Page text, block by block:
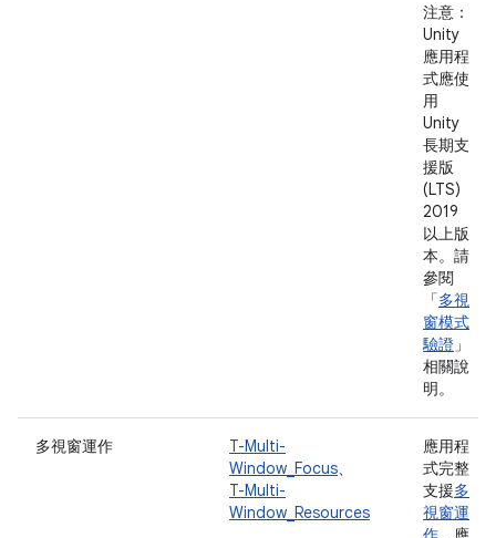
注意：
Unity
應用程
式應使
用
Unity
長期支
援版
(LTS)
2019
以上版
本。請
參閱
「多視
窗模式
驗證 」
相關說
明。
多視窗運作
T-Multi-
Window_Focus、
T-Multi-
Window_Resources
應用程
式完整
支援多
視窗運